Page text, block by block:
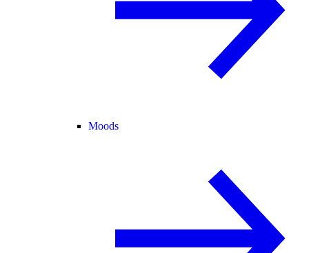
Moods